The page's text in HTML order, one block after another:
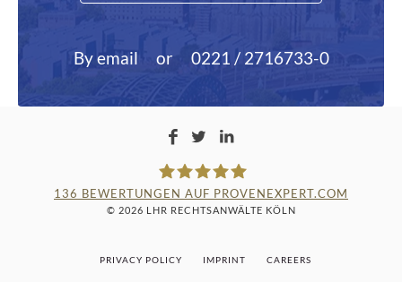
By email or 0221 / 2716733-0
136 BEWERTUNGEN AUF PROVENEXPERT.COM
© 2026 LHR RECHTSANWÄLTE KÖLN
PRIVACY POLICY IMPRINT CAREERS